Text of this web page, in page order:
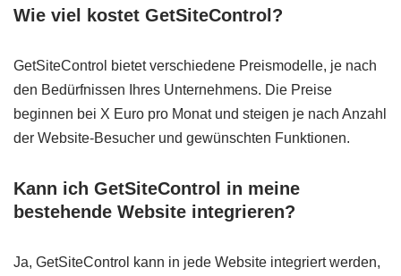
Wie viel kostet GetSiteControl?
GetSiteControl bietet verschiedene Preismodelle, je nach
den Bedürfnissen Ihres Unternehmens. Die Preise
beginnen bei X Euro pro Monat und steigen je nach Anzahl
der Website-Besucher und gewünschten Funktionen.
Kann ich GetSiteControl in meine
bestehende Website integrieren?
Ja, GetSiteControl kann in jede Website integriert werden,